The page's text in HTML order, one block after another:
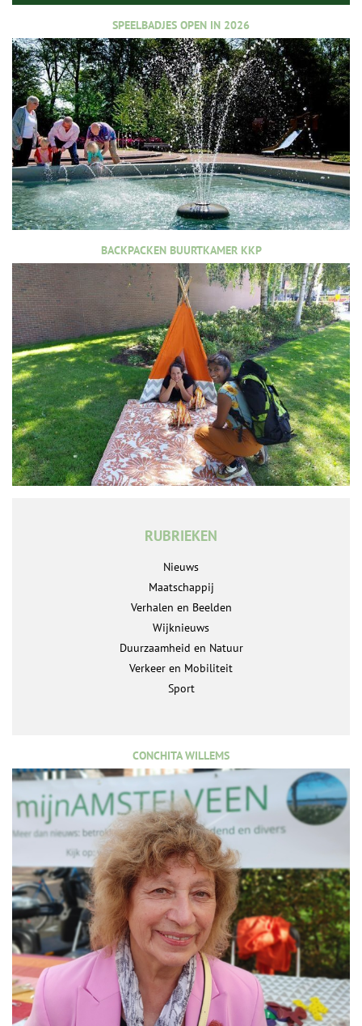
SPEELBADJES OPEN IN 2026
BACKPACKEN BUURTKAMER KKP
RUBRIEKEN
Nieuws
Maatschappij
Verhalen en Beelden
Wijknieuws
Duurzaamheid en Natuur
Verkeer en Mobiliteit
Sport
CONCHITA WILLEMS